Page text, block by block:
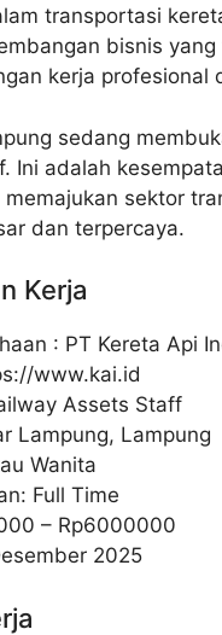
transportasi
bisnis
kerja profesional
sedang
Ini adalah
sektor
dan terpercaya.
Kerja
: PT Kereta Api
www.kai.id
Assets Staff
Lampung, Lampung
Wanita
Full Time
– Rp6000000
2025